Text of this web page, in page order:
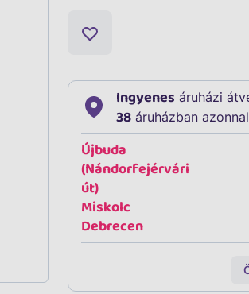
Ingyenes áruházi
38 áruházban
Újbuda
(Nándorfejérvári
út)
Miskolc
Debrecen